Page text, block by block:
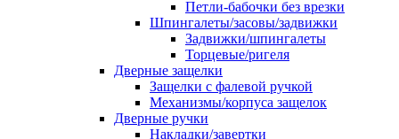
Петли-бабочки без врезки
Шпингалеты/засовы/задвижки
Задвижки/шпингалеты
Торцевые/ригеля
Дверные защелки
Защелки с фалевой ручкой
Механизмы/корпуса защелок
Дверные ручки
Накладки/завертки